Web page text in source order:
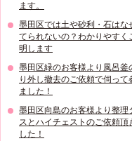
ます。
墨田区では土や砂利・石はな
てられないの？わかりやすく
明します
墨田区緑のお客様より風呂釜
り外し撤去のご依頼で伺って
ました！
墨田区向島のお客様より整理
スとハイチェストのご依頼頂
した！